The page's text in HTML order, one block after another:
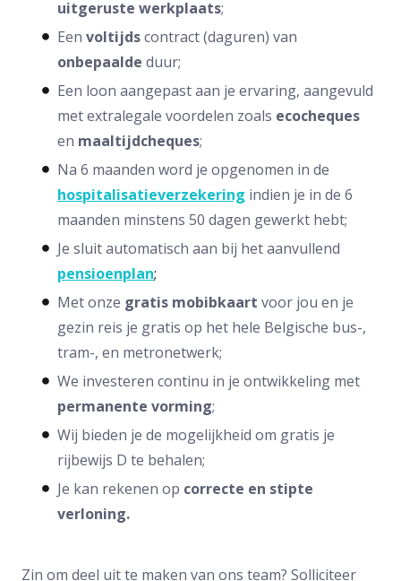
uitgeruste werkplaats;
Een voltijdscontract (daguren) van
onbepaalde duur;
Een loon aangepast aan je ervaring, aangevuld
met extralegale voordelen zoals ecocheques
en maaltijdcheques;
Na 6 maanden word je opgenomen in de
hospitalisatieverzekering indien je in de 6
maanden minstens 50 dagen gewerkt hebt;
Je sluit automatisch aan bij het aanvullend
pensioenplan;
Met onze gratis mobibkaart voor jou en je
gezin reis je gratis op het hele Belgische bus-,
tram-, en metronetwerk;
We investeren continu in je ontwikkeling met
permanente vorming;
Wij bieden je de mogelijkheid om gratis je
rijbewijs D te behalen;
Je kan rekenen op correcte en stipte
verloning.
Zin om deel uit te maken van ons team? Solliciteer